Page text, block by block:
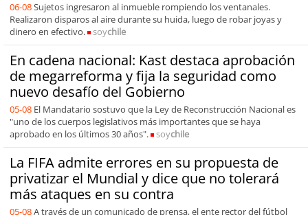
06-08Sujetos ingresaron al inmueble rompiendo los ventanales.
Realizaron disparos al aire durante su huida, luego de robar joyas y
dinero en efectivo.
soychile
En cadena nacional: Kast destaca aprobación
de megarreforma y fija la seguridad como
nuevo desafío del Gobierno
05-08 El Mandatario sostuvo que la Ley de Reconstrucción Nacional es
"uno de los cuerpos legislativos más importantes que se haya
aprobado en los últimos 30 años".
soychile
La FIFA admite errores en su propuesta de
privatizar el Mundial y dice que no tolerará
más ataques en su contra
05-08A través de un comunicado de prensa, el ente rector del fútbol